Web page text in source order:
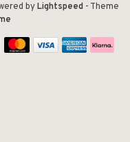
byLightspeed- Theme